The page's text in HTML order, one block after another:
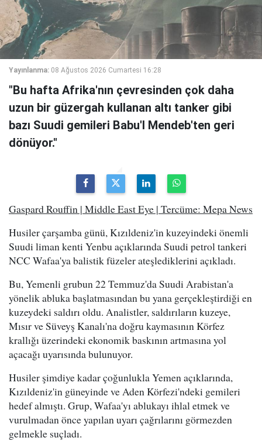
Yayınlanma: 08 Ağustos 2026 Cumartesi 16:28
"Bu hafta Afrika'nın çevresinden çok daha
uzun bir güzergah kullanan altı tanker gibi
bazı Suudi gemileri Babu'l Mendeb'ten geri
dönüyor."
Gaspard Rouffin | Middle East Eye | Tercüme: Mepa News
Husiler çarşamba günü, Kızıldeniz'in kuzeyindeki önemli
Suudi liman kenti Yenbu açıklarında Suudi petrol tankeri
NCC Wafaa'ya balistik füzeler ateşlediklerini açıkladı.
Bu, Yemenli grubun 22 Temmuz'da Suudi Arabistan'a
yönelik abluka başlatmasından bu yana gerçekleştirdiği en
kuzeydeki saldırı oldu. Analistler, saldırıların kuzeye,
Mısır ve Süveyş Kanalı'na doğru kaymasının Körfez
krallığı üzerindeki ekonomik baskının artmasına yol
açacağı uyarısında bulunuyor.
Husiler şimdiye kadar çoğunlukla Yemen açıklarında,
Kızıldeniz'in güneyinde ve Aden Körfezi'ndeki gemileri
hedef almıştı. Grup, Wafaa'yı ablukayı ihlal etmek ve
vurulmadan önce yapılan uyarı çağrılarını görmezden
gelmekle suçladı.